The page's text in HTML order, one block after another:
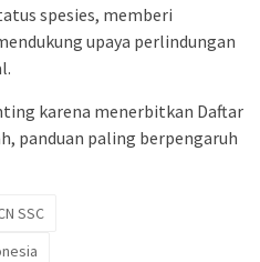
spesies, memberi
upaya perlindungan
karena menerbitkan Daftar
panduan paling berpengaruh
SSC